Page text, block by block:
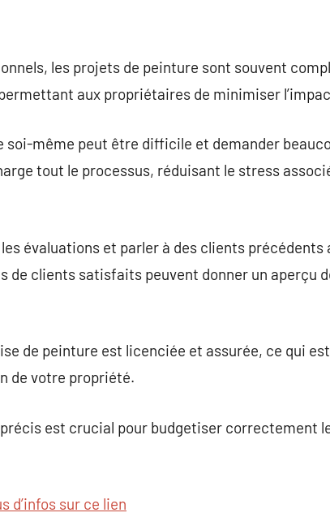
les projets de peinture sont souvent
aux propriétaires de minimiser
soi-même peut être difficile et demander
tout le processus, réduisant le stress
évaluations et parler à des clients
de clients satisfaits peuvent donner un aperçu
de peinture est licenciée et assurée, ce qui
de votre propriété.
est crucial pour budgetiser correctement
d’infos sur ce lien